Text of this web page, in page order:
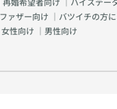
ァザー向け ｜ バツイチの方
女性向け ｜ 男性向け